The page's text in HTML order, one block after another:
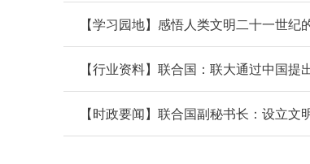
【学习园地】感悟人类文明二十一世
【行业资料】联合国：联大通过中国
【时政要闻】联合国副秘书长：设立